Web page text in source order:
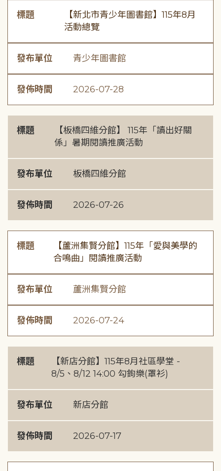
標題
【新北市青少年圖書館】115年8月
活動總覽
發布單位 青少年圖書館
發佈時間 2026-07-28
標題
【板橋四維分館】 115年「讀出好關
係」暑期閱讀推廣活動
發布單位 板橋四維分館
發佈時間 2026-07-26
標題
【蘆洲集賢分館】115年「愛與美學的
合鳴曲」閱讀推廣活動
發布單位 蘆洲集賢分館
發佈時間 2026-07-24
標題
【新店分館】115年8月社區學堂 -
8/5、8/12 14:00 勾鉤樂(罩衫)
發布單位 新店分館
發佈時間 2026-07-17